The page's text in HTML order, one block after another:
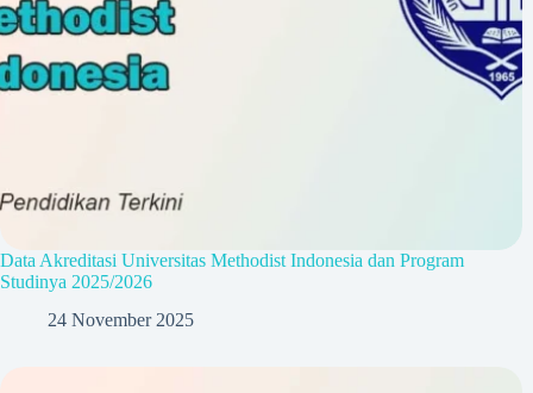
Data Akreditasi Universitas Methodist Indonesia dan Program
Studinya 2025/2026
24 November 2025